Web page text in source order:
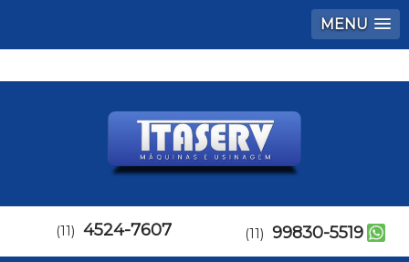
MENU
(11) 4524-7607 (11) 99830-5519